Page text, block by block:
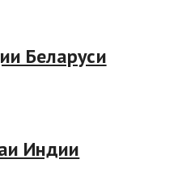
Белаpуси
Индии